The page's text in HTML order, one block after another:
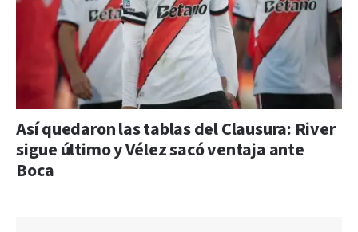
Así quedaron las tablas del Clausura: River
sigue último y Vélez sacó ventaja ante
Boca